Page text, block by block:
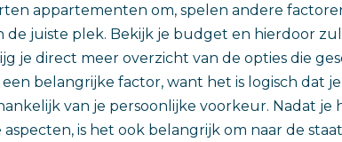
appartementen om, spelen andere
de juiste plek. Bekijk je budget en hierdoor
je direct meer overzicht van de opties die
belangrijke factor, want het is logisch dat
van je persoonlijke voorkeur. Nadat je
is het ook belangrijk om naar de